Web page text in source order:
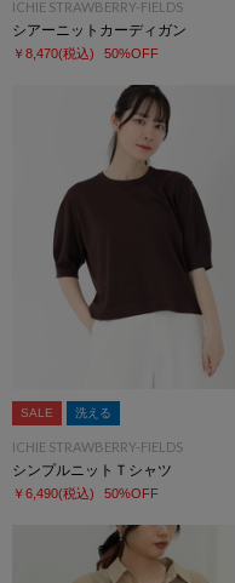
ICHIE STRAWBERRY-FIELDS
シアーニットカーディガン
￥8,470(税込) 50%OFF
SALE 洗える
ICHIE STRAWBERRY-FIELDS
シンプルニットＴシャツ
￥6,490(税込) 50%OFF